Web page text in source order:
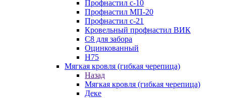
Профнастил с-10
Профнастил МП-20
Профнастил с-21
Кровельный профнастил ВИК
С8 для забора
Оцинкованный
Н75
Мягкая кровля (гибкая черепица)
Назад
Мягкая кровля (гибкая черепица)
Деке